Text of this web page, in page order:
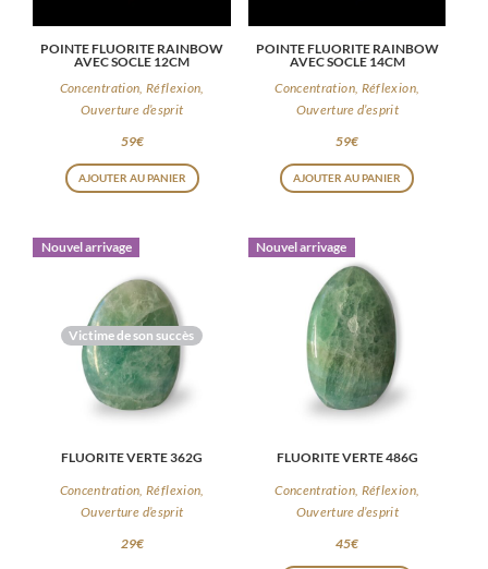
POINTE FLUORITE RAINBOW
AVEC SOCLE 12CM
Concentration, Réflexion,
Ouverture d’esprit
59€
AJOUTER AU PANIER
POINTE FLUORITE RAINBOW
AVEC SOCLE 14CM
Concentration, Réflexion,
Ouverture d’esprit
59€
AJOUTER AU PANIER
Victime de son succès
Nouvel arrivage
FLUORITE VERTE 362G
Concentration, Réflexion,
Ouverture d’esprit
29€
Nouvel arrivage
FLUORITE VERTE 486G
Concentration, Réflexion,
Ouverture d’esprit
45€